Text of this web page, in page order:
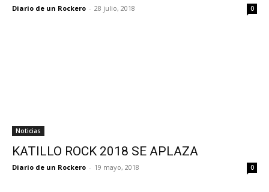
Diario de un Rockero - 28 julio, 2018 0
Noticias
KATILLO ROCK 2018 SE APLAZA
Diario de un Rockero - 19 mayo, 2018 0